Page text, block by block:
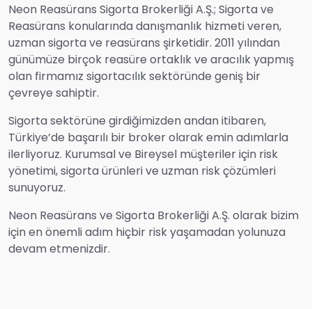
Neon Reasürans Sigorta Brokerliği A.Ş.; Sigorta ve
Reasürans konularında danışmanlık hizmeti veren,
uzman sigorta ve reasürans şirketidir. 2011 yılından
günümüze birçok reasüre ortaklık ve aracılık yapmış
olan firmamız sigortacılık sektöründe geniş bir
çevreye sahiptir.
Sigorta sektörüne girdiğimizden andan itibaren,
Türkiye’de başarılı bir broker olarak emin adımlarla
ilerliyoruz. Kurumsal ve Bireysel müşteriler için risk
yönetimi, sigorta ürünleri ve uzman risk çözümleri
sunuyoruz.
Neon Reasürans ve Sigorta Brokerliği A.Ş. olarak bizim
için en önemli adım hiçbir risk yaşamadan yolunuza
devam etmenizdir.